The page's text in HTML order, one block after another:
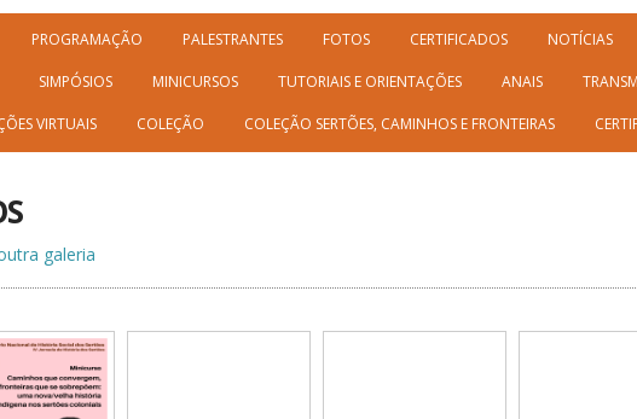
PROGRAMAÇÃO PALESTRANTES FOTOS CERTIFICADOS NOTÍCIAS
SIMPÓSIOS MINICURSOS TUTORIAIS E ORIENTAÇÕES ANAIS
VIRTUAIS COLEÇÃO COLEÇÃO SERTÕES, CAMINHOS E FRONTEIRAS
galeria